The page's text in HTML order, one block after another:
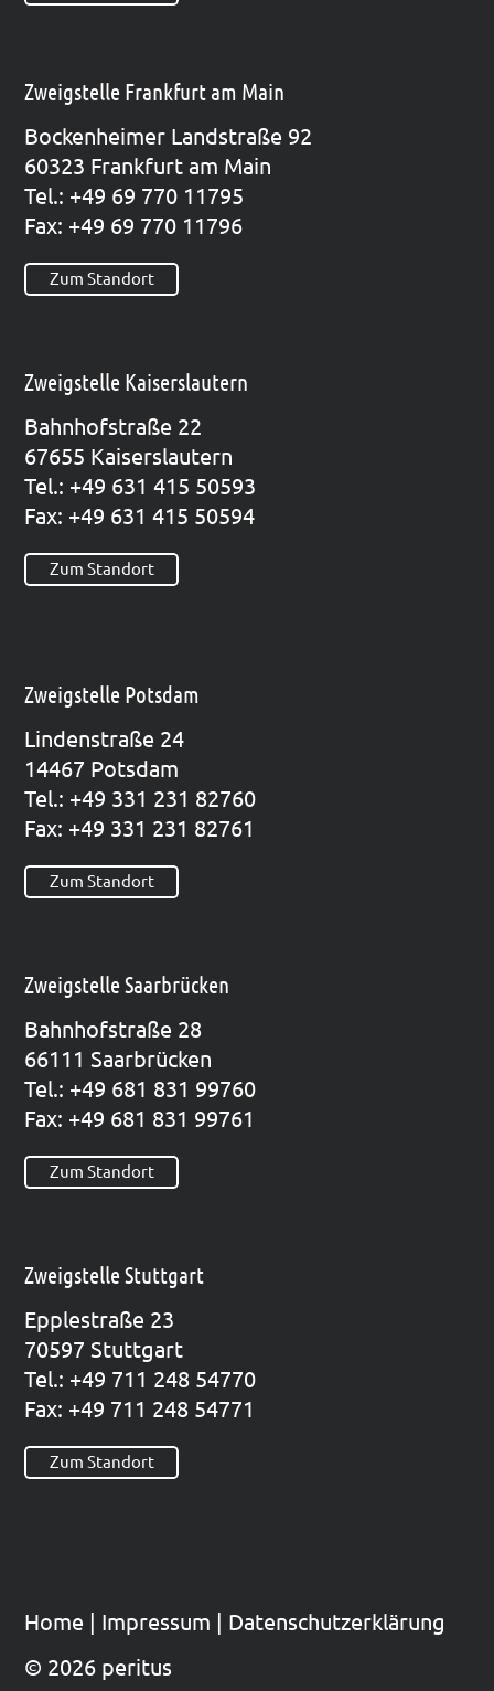
Zweigstelle Frankfurt am Main
Bocken­hei­mer Land­stra­ße 92
60323 Frank­furt am Main
Tel.: +49 69 770 11795
Fax: +49 69 770 11796
Zum Standort
Zweigstelle Kaiserslautern
Bahn­hof­stra­ße 22
67655 Kai­sers­lau­tern
Tel.: +49 631 415 50593
Fax: +49 631 415 50594
Zum Standort
Zweigstelle Potsdam
Lin­den­stra­ße 24
14467 Pots­dam
Tel.: +49 331 231 82760
Fax: +49 331 231 82761
Zum Standort
Zweigstelle Saarbrücken
Bahn­hof­stra­ße 28
66111 Saar­brü­cken
Tel.: +49 681 831 99760
Fax: +49 681 831 99761
Zum Standort
Zweigstelle Stuttgart
Epp­le­straße 23
70597 Stutt­gart
Tel.: +49 711 248 54770
Fax: +49 711 248 54771
Zum Standort
Home Impres­sum
Datenschutzerklärung
© 2026 peritus